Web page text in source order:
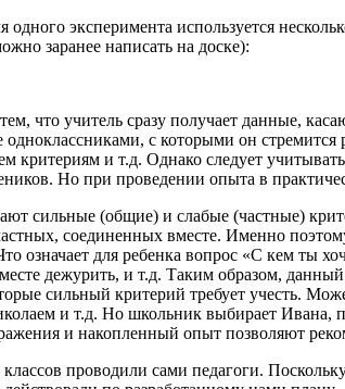
эксперимента используется
заранее написать на доске):
что учитель сразу получает данные,
с которыми он
критериям и т.д. Однако следует
Но при проведении опыта в
сильные (общие) и слабые (частные)
соединенных вместе. Именно
для ребенка вопрос «С кем ты
дежурить, и т.д. Таким образом,
сильный критерий требует учесть.
и т.д. Но школьник выбирает Ивана,
и накопленный опыт позволяют
проводили сами педагоги.